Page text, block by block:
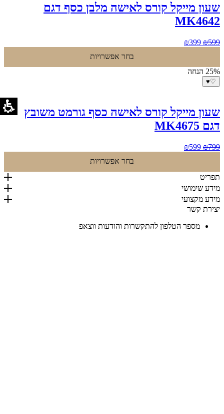
שעון מייקל קורס לאישה מלבן כסף דגם
MK4642
₪599
המחיר
₪599.
₪399
₪399.
בחר אפשרויות
25% הנחה
♡
♥
שעון מייקל קורס לאישה כסף גורמט משובץ
דגם MK4675
₪799
המחיר
₪799.
₪599
₪599.
בחר אפשרויות
תפריט
מידע שימושי
מידע מקצועי
יצירת קשר
מספר הטלפון להתקשרות והודעות ווצאפ